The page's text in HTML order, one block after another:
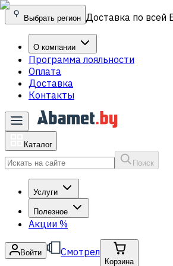
Выбрать регион Доставка по всей
О компании
Программа лояльности
Оплата
Доставка
Контакты
Каталог
Поиск
Услуги
Полезное
Акции %
Войти Смотрел
Корзина